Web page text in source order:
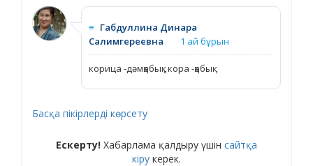
≡ Габдуллина Динара
Салимгереевна
1 ай бұрын
корица -дәмқабық , кора -қабық
Басқа пікірлерді көрсету
Ескерту! Хабарлама қалдыру үшін сайтқа
кіру керек.